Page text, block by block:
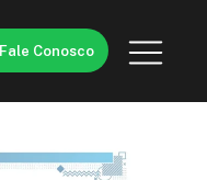
Fale Conosco